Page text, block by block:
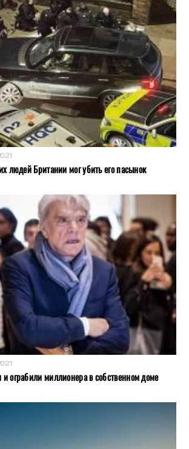
людей Британии мог убить его пасынок
ограбили миллионера в собственном доме